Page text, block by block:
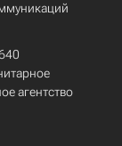
агентство